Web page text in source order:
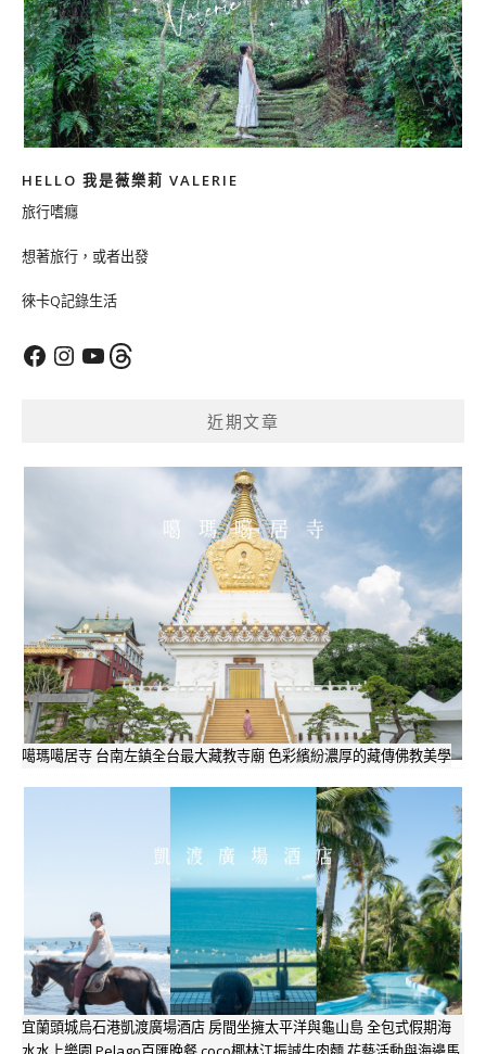
HELLO 我是薇樂莉 VALERIE
旅行嗜癮
想著旅行，或者出發
徠卡Q記錄生活
FacebookInstagram
YouTubeThreads
近期文章
噶瑪噶居寺 台南左鎮全台最大藏教寺廟 色彩繽紛濃厚的藏傳佛教美學
宜蘭頭城烏石港凱渡廣場酒店 房間坐擁太平洋與龜山島 全包式假期海